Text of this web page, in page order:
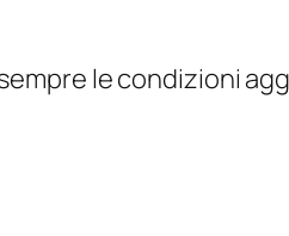
le condizioni